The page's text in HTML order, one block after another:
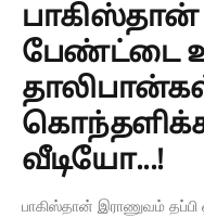
பேண்ட்டை
வீடியோ...!
பாகிஸ்தான் இராணுவம் தப்பி